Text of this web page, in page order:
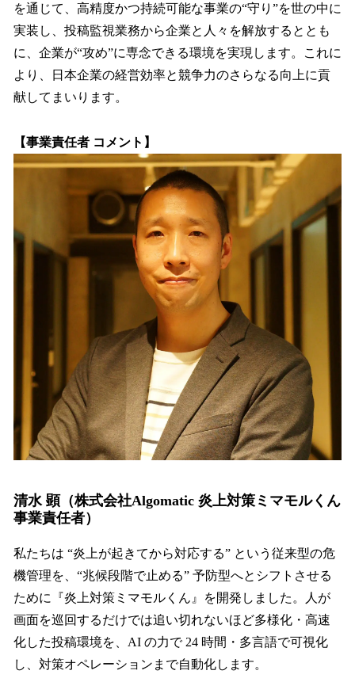
を通じて、高精度かつ持続可能な事業の“守り”を世の中に
実装し、投稿監視業務から企業と人々を解放するととも
に、企業が“攻め”に専念できる環境を実現します。これに
より、日本企業の経営効率と競争力のさらなる向上に貢
献してまいります。
【事業責任者 コメント】
清水 顕（株式会社Algomatic 炎上対策ミマモルくん
事業責任者）
私たちは “炎上が起きてから対応する” という従来型の危
機管理を、“兆候段階で止める” 予防型へとシフトさせる
ために『炎上対策ミマモルくん』を開発しました。人が
画面を巡回するだけでは追い切れないほど多様化・高速
化した投稿環境を、AI の力で 24 時間・多言語で可視化
し、対策オペレーションまで自動化します。